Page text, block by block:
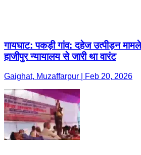
गायघाट: पकड़ी गांव: दहेज उत्पीड़न मामले
हाजीपुर न्यायालय से जारी था वारंट
Gaighat, Muzaffarpur | Feb 20, 2026